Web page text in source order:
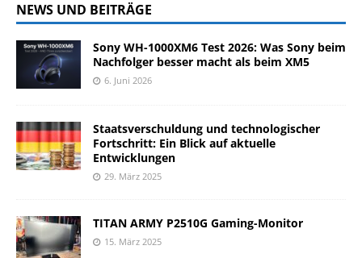
NEWS UND BEITRÄGE
Sony WH-1000XM6 Test 2026: Was Sony beim
Nachfolger besser macht als beim XM5
6. Juni 2026
Staatsverschuldung und technologischer
Fortschritt: Ein Blick auf aktuelle
Entwicklungen
29. März 2025
TITAN ARMY P2510G Gaming-Monitor
15. März 2025